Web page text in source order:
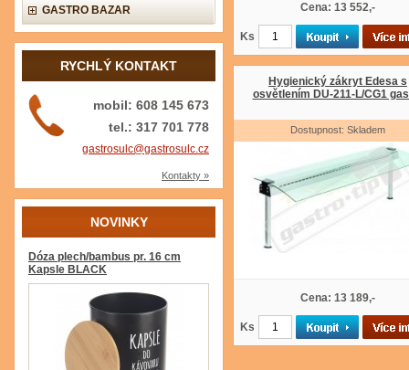
GASTRO BAZAR
RYCHLÝ KONTAKT
mobil: 608 145 673
tel.: 317 701 778
gastrosulc@gastrosulc.cz
Kontakty »
NOVINKY
Dóza plech/bambus pr. 16 cm
Kapsle BLACK
Cena: 13 552,-
Ks
Hygienický zákryt Edesa s
osvětlením DU-211-L/CG1
Dostupnost: Skladem
Cena: 13 189,-
Ks